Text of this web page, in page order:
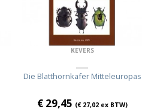
KEVERS
Die Blatthornkafer Mitteleuropas
€29,45 (€27,02ex BTW)